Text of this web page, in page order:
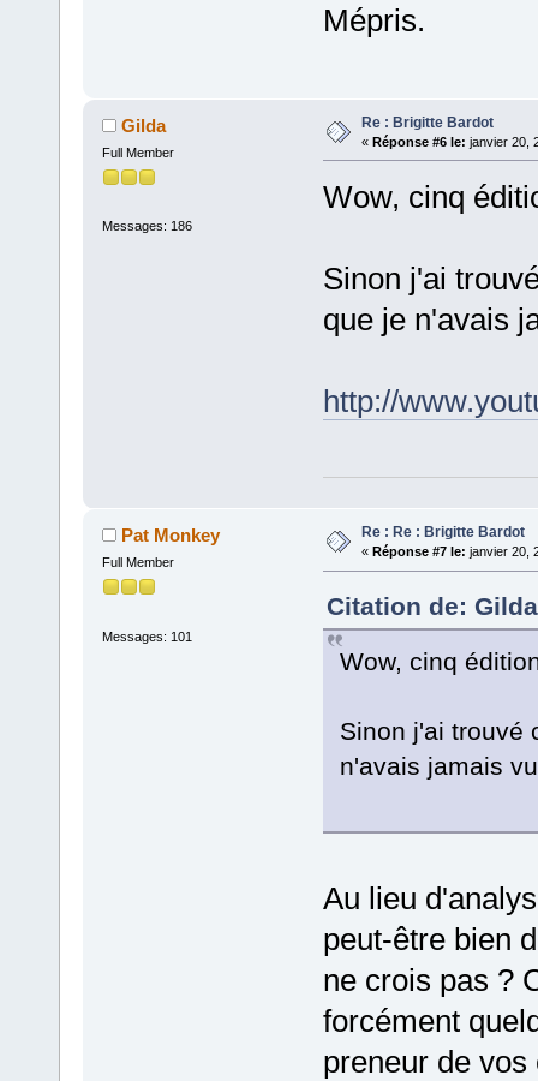
Mépris.
Gilda
Full Member
Messages: 186
Re : Brigitte Bardot
« Réponse #6 le: janvier 20,
Wow, cinq
Sinon j'ai
que je n'avais
http://
Pat Monkey
Full Member
Messages: 101
Re : Re : Brigitte Bardot
« Réponse #7 le: janvier 20,
Citation de:
Wow, cinq
Sinon j'ai trouvé
n'avais jamais
Au lieu
peut-être bien
ne crois pas ?
forcément
preneur de